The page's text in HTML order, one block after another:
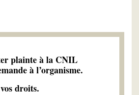
plainte à la CNIL
à l’organisme.
droits.